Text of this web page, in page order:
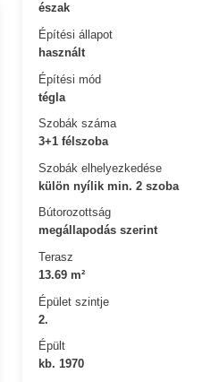
észak
Építési állapot
használt
Építési mód
tégla
Szobák száma
3+1 félszoba
Szobák elhelyezkedése
külön nyílik min. 2 szoba
Bútorozottság
megállapodás szerint
Terasz
13.69 m²
Épület szintje
2.
Épült
kb. 1970